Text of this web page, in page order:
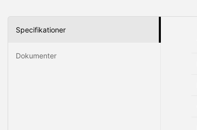
Specifikationer
Dokumenter